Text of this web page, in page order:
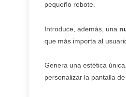
pequeño rebote.
Introduce, además, una
que más importa al
Genera una estética
personalizar la pantalla